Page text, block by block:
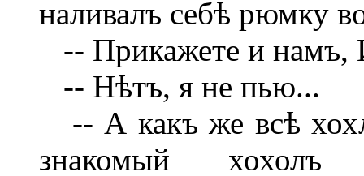
наливалъ себѣ рюмку
-- Прикажете и намъ,
-- Нѣтъ, я не пью...
-- А какъ же всѣ
знакомый хохолъ